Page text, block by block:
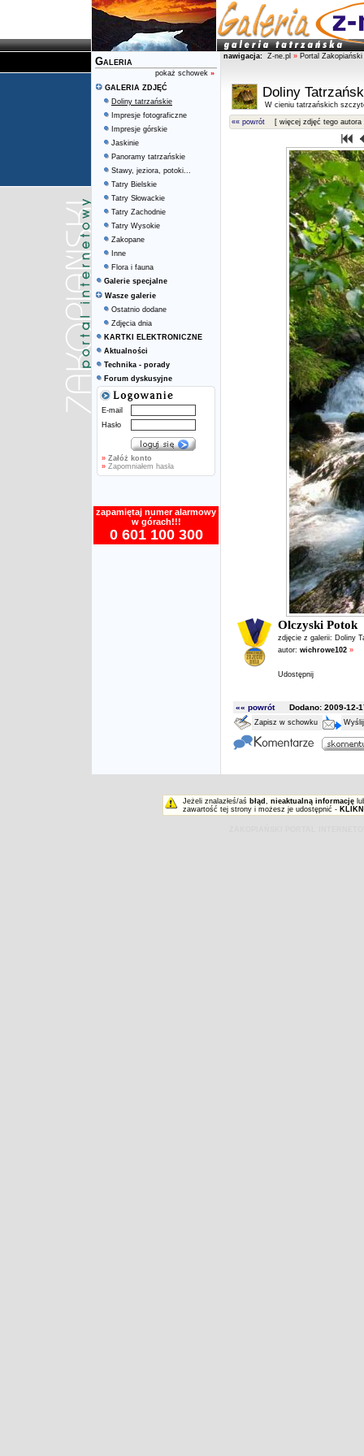
Galeria
pokaż schowek »
GALERIA ZDJĘĆ
Doliny tatrzańskie
Impresje fotograficzne
Impresje górskie
Jaskinie
Panoramy tatrzańskie
Stawy, jeziora, potoki...
Tatry Bielskie
Tatry Słowackie
Tatry Zachodnie
Tatry Wysokie
Zakopane
Inne
Flora i fauna
Galerie specjalne
Wasze galerie
Ostatnio dodane
Zdjęcia dnia
KARTKI ELEKTRONICZNE
Aktualności
Technika - porady
Forum dyskusyjne
E-mail
Hasło
» Załóż konto
» Zapomniałem hasła
zapamiętaj numer alarmowy
w górach!!!
0 601 100 300
nawigacja: Z-ne.pl » Portal Zakopiański
Doliny
W cieniu tatrzańskich
«« powrót [ więcej zdjęć tego autora
Olczyski Potok
zdjęcie z galerii: Doliny
autor: wichrowe102 »
Udostępnij
«« powrótDodano: 2009-12-
Zapisz w schowku
Jeżeli znalazłeś/aś błąd , nieaktualną informację
zawartość tej strony i możesz je udostępnić -